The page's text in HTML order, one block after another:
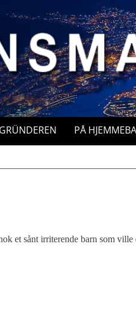
GRÜNDEREN PÅ
et sånt irriterende barn som ville